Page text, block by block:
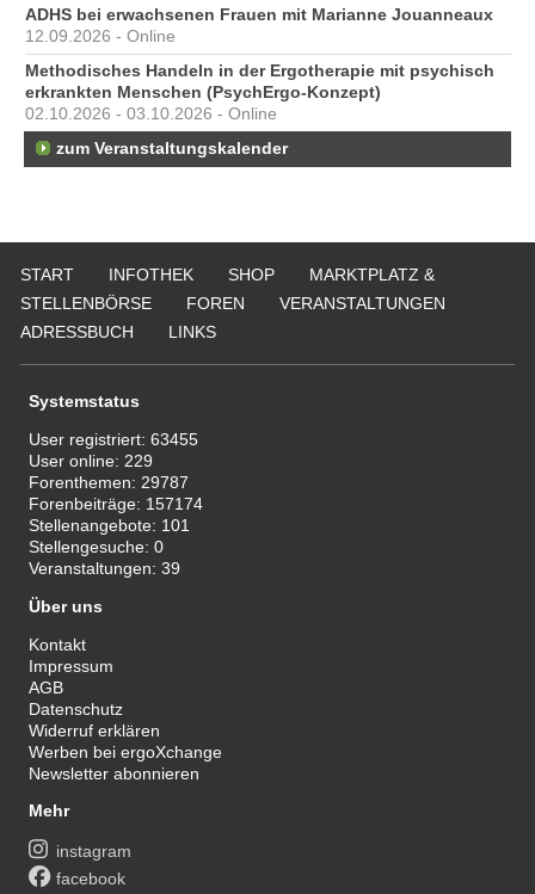
ADHS bei erwachsenen Frauen mit Marianne Jouanneaux
12.09.2026 - Online
Methodisches Handeln in der Ergotherapie mit psychisch
erkrankten Menschen (PsychErgo-Konzept)
02.10.2026 - 03.10.2026 - Online
zum Veranstaltungskalender
START INFOTHEK SHOP
MARKTPLATZ &
STELLENBÖRSE
FOREN
VERANSTALTUNGEN
ADRESSBUCH
LINKS
Systemstatus
User registriert:63455
User online: 229
Forenthemen: 29787
Forenbeiträge: 157174
Stellenangebote: 101
Stellengesuche:0
Veranstaltungen:39
Über uns
Kontakt
Impressum
AGB
Datenschutz
Widerruf erklären
Werben bei ergoXchange
Newsletter abonnieren
Mehr
instagram
facebook